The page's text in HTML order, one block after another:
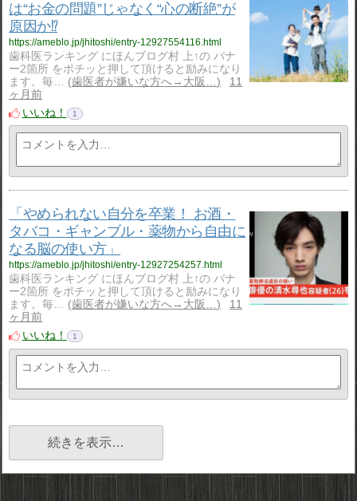
は“お金の問題”じゃなく“心の断絶”が
原因か⁉️
https://ameblo.jp/jhitoshi/entry-12927554116.html
歯科医ランキング にほんブログ村 上↑の バナ
ー2箇所 をポチッと押して頂けると励みになり
ます。毎…
歯医者が嫌いな方へ→大阪…
11
ヶ月前
いいね！
1
「やめられない自分を卒業！ お酒・
タバコ・ギャンブル・薬物から自由に
なる脳の使い方」
https://ameblo.jp/jhitoshi/entry-12927254257.html
歯科医ランキング にほんブログ村 上↑の バナ
ー2箇所 をポチッと押して頂けると励みになり
ます。毎…
歯医者が嫌いな方へ→大阪…
11
ヶ月前
いいね！
1
続きを表示…